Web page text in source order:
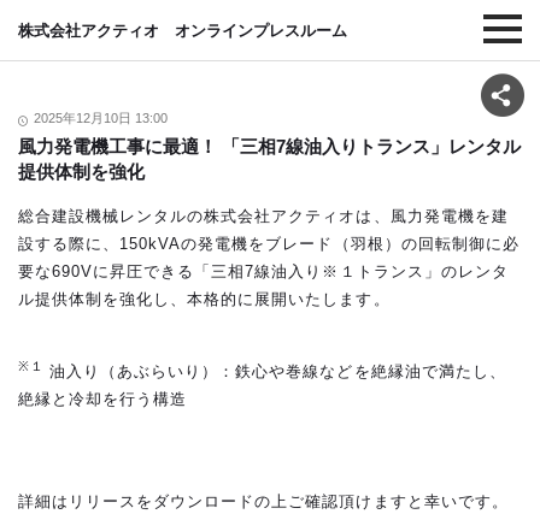
株式会社アクティオ オンラインプレスルーム
2025年12月10日 13:00
風力発電機工事に最適！ 「三相7線油入りトランス」レンタル
提供体制を強化
総合建設機械レンタルの株式会社アクティオは、風力発電機を建
設する際に、150kVAの発電機をブレード（羽根）の回転制御に必
要な690Vに昇圧できる「三相7線油入り※１トランス」のレンタ
ル提供体制を強化し、本格的に展開いたします。
※１油入り（あぶらいり）：鉄心や巻線などを絶縁油で満たし、
絶縁と冷却を行う構造
詳細はリリースをダウンロードの上ご確認頂けますと幸いです。